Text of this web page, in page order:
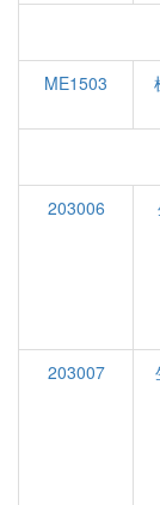
ME1503
203006
203007